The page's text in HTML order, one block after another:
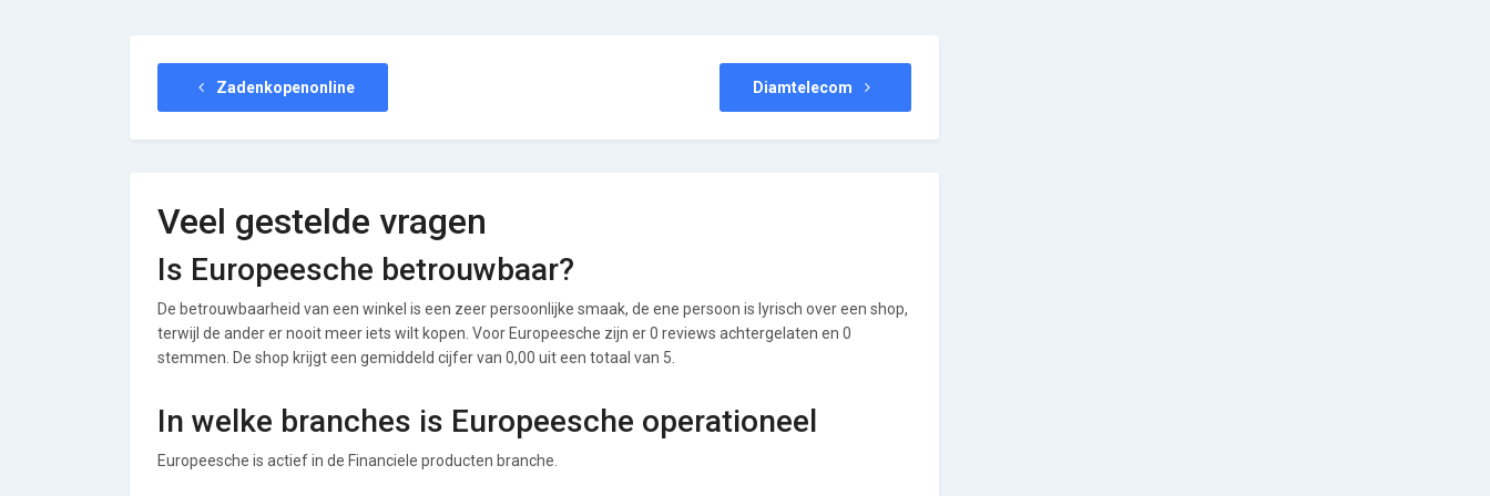
Zadenkopenonline Diamtelecom
Veel gestelde vragen
Is Europeesche betrouwbaar?
De betrouwbaarheid van een winkel is een zeer persoonlijke smaak, de ene persoon is lyrisch over een shop,
terwijl de ander er nooit meer iets wilt kopen. Voor Europeesche zijn er 0 reviews achtergelaten en 0
stemmen. De shop krijgt een gemiddeld cijfer van 0,00 uit een totaal van 5.
In welke branches is Europeesche operationeel
Europeesche is actief in de Financiele producten branche.